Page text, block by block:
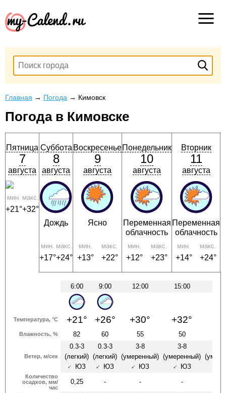
Главная → Погода → Кимовск
Погода в Кимовске
Пятница
7
августа
мин.
+21°
макс.
+32°
Суббота
8
августа
Дождь
мин.
+17°
макс.
+24°
Воскресенье
9
августа
Ясно
мин.
+13°
макс.
+22°
Понедельник
10
августа
Переменная
облачность
мин.
+12°
макс.
+23°
Вторник
11
августа
Переменная
облачность
мин.
+14°
макс.
+24°
6:00 9:00 12:00 15:00
Температура, °C +21° +26° +30° +32°
Влажность, % 82 60 55 50
Ветер, м/сек
0.3-3
(легкий)
↑ ЮЗ
0.3-3
(легкий)
↑ ЮЗ
3-8
(умеренный)
↑ЮЗ
3-8
(умеренный)
↑ЮЗ
Количество
осадков, мм/
час
0,25 - - -